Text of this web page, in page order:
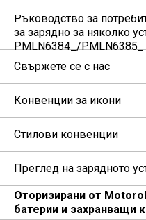
Ръководство за
за зарядно за няколко
PMLN6384_/PMLN6385_
Свържете се с нас
Конвенции за икони
Стилови конвенции
Преглед на зарядното
Оторизирани от
батерии и захранващи